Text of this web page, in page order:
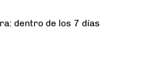
dentro de los 7 días